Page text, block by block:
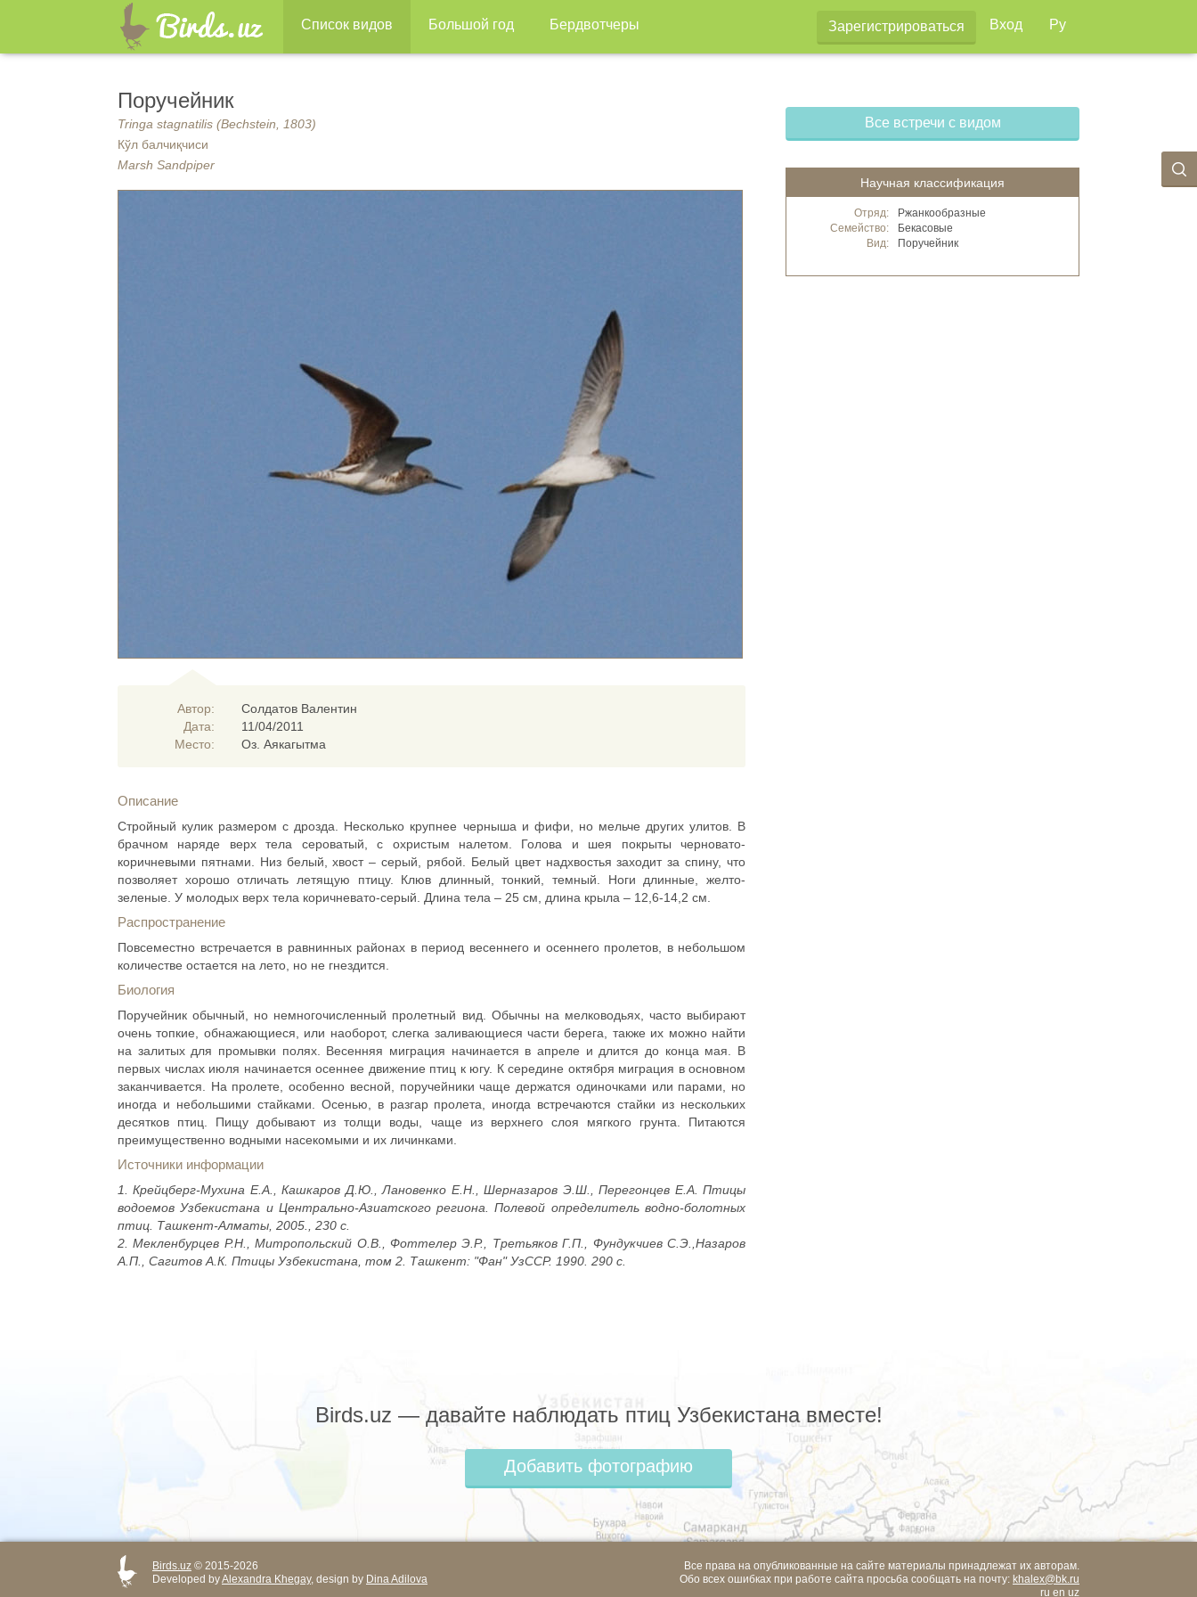
Список видов Большой год Бердвотчеры Зарегистрироваться Вход Ру
Поручейник
Tringa stagnatilis (Bechstein, 1803)
Кўл балчиқчиси
Marsh Sandpiper
Автор:
Дата:
Место:
Солдатов Валентин
11/04/2011
Оз. Аякагытма
Описание
Стройный кулик размером с дрозда. Несколько крупнее черныша и фифи, но мельче других улитов. В
брачном наряде верх тела сероватый, с охристым налетом. Голова и шея покрыты черновато-
коричневыми пятнами. Низ белый, хвост – серый, рябой. Белый цвет надхвостья заходит за спину, что
позволяет хорошо отличать летящую птицу. Клюв длинный, тонкий, темный. Ноги длинные, желто-
зеленые. У молодых верх тела коричневато-серый. Длина тела – 25 см, длина крыла – 12,6-14,2 см.
Распространение
Повсеместно встречается в равнинных районах в период весеннего и осеннего пролетов, в небольшом
количестве остается на лето, но не гнездится.
Биология
Поручейник обычный, но немногочисленный пролетный вид. Обычны на мелководьях, часто выбирают
очень топкие, обнажающиеся, или наоборот, слегка заливающиеся части берега, также их можно найти
на залитых для промывки полях. Весенняя миграция начинается в апреле и длится до конца мая. В
первых числах июля начинается осеннее движение птиц к югу. К середине октября миграция в основном
заканчивается. На пролете, особенно весной, поручейники чаще держатся одиночками или парами, но
иногда и небольшими стайками. Осенью, в разгар пролета, иногда встречаются стайки из нескольких
десятков птиц. Пищу добывают из толщи воды, чаще из верхнего слоя мягкого грунта. Питаются
преимущественно водными насекомыми и их личинками.
Источники информации
1. Крейцберг-Мухина Е.А., Кашкаров Д.Ю., Лановенко Е.Н., Шерназаров Э.Ш., Перегонцев Е.А. Птицы
водоемов Узбекистана и Центрально-Азиатского региона. Полевой определитель водно-болотных
птиц. Ташкент-Алматы, 2005., 230 с.
2. Мекленбурцев Р.Н., Митропольский О.В., Фоттелер Э.Р., Третьяков Г.П., Фундукчиев С.Э.,Назаров
А.П., Сагитов А.К. Птицы Узбекистана, том 2. Ташкент: "Фан" УзССР. 1990. 290 с.
Все встречи с видом
Научная классификация
Отряд:
Ржанкообразные
Семейство:
Бекасовые
Вид:
Поручейник
Birds.uz — давайте наблюдать птиц Узбекистана вместе!
Добавить фотографию
Birds.uz © 2015-2026
Developed byAlexandra Khegay, design by Dina Adilova
Все права на опубликованные на сайте материалы принадлежат их авторам.
Обо всех ошибках при работе сайта просьба сообщать на почту: khalex@bk.ru
ru en uz